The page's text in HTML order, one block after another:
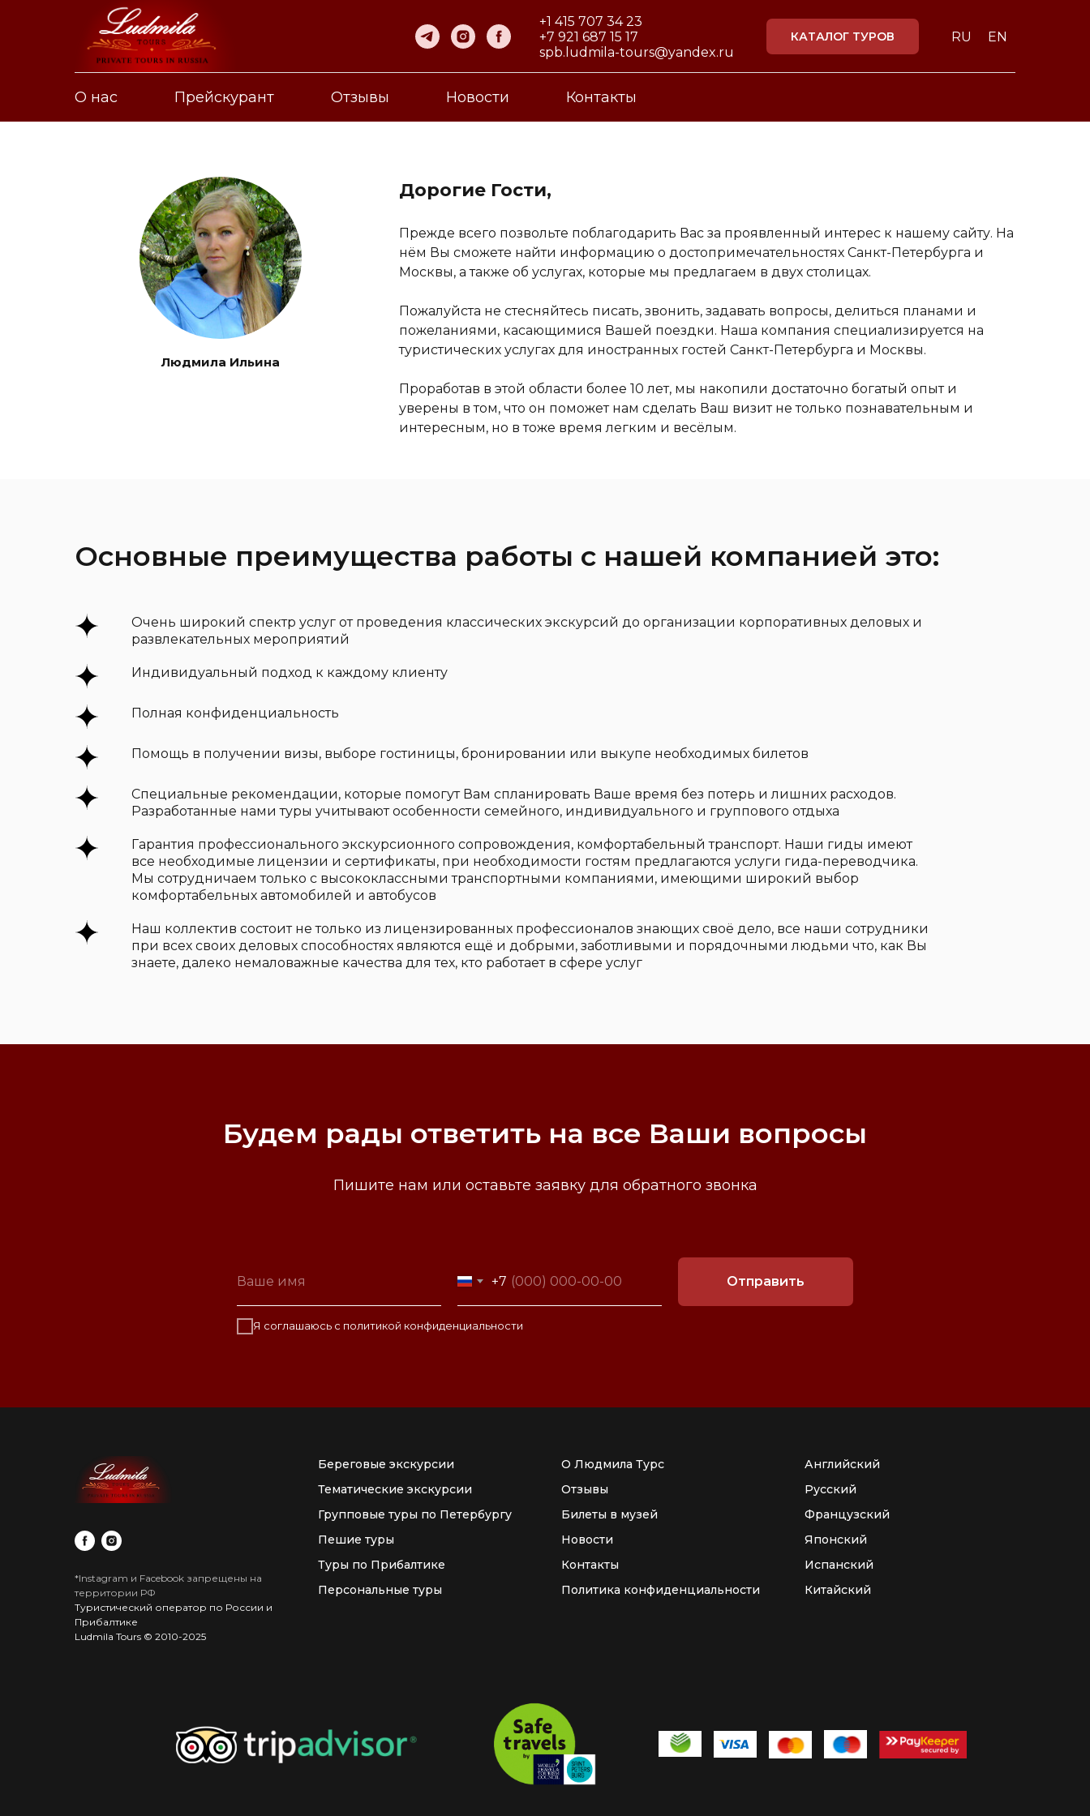
+1 415 707 34 23
+7 921 687 15 17
spb.ludmila-tours@yandex.ru
КАТАЛОГ ТУРОВ RU EN
О нас Прейскурант Отзывы Новости Контакты
Людмила Ильина
Дорогие Гости,
Прежде всего позвольте поблагодарить Вас за проявленный интерес к нашему сайту. На
нём Вы сможете найти информацию о достопримечательностях Санкт-Петербурга и
Москвы, а также об услугах, которые мы предлагаем в двух столицах.
Пожалуйста не стесняйтесь писать, звонить, задавать вопросы, делиться планами и
пожеланиями, касающимися Вашей поездки. Наша компания специализируется на
туристических услугах для иностранных гостей Санкт-Петербурга и Москвы.
Проработав в этой области более 10 лет, мы накопили достаточно богатый опыт и
уверены в том, что он поможет нам сделать Ваш визит не только познавательным и
интересным, но в тоже время легким и весёлым.
Основные преимущества работы с нашей компанией это:
Очень широкий спектр услуг от проведения классических экскурсий до организации корпоративных деловых и
развлекательных мероприятий
Индивидуальный подход к каждому клиенту
Полная конфиденциальность
Помощь в получении визы, выборе гостиницы, бронировании или выкупе необходимых билетов
Специальные рекомендации, которые помогут Вам спланировать Ваше время без потерь и лишних расходов.
Разработанные нами туры учитывают особенности семейного, индивидуального и группового отдыха
Гарантия профессионального экскурсионного сопровождения, комфортабельный транспорт. Наши гиды имеют
все необходимые лицензии и сертификаты, при необходимости гостям предлагаются услуги гида-переводчика.
Мы сотрудничаем только с высококлассными транспортными компаниями, имеющими широкий выбор
комфортабельных автомобилей и автобусов
Наш коллектив состоит не только из лицензированных профессионалов знающих своё дело, все наши сотрудники
при всех своих деловых способностях являются ещё и добрыми, заботливыми и порядочными людьми что, как Вы
знаете, далеко немаловажные качества для тех, кто работает в сфере услуг
Будем рады ответить на все Ваши вопросы
Пишите нам или оставьте заявку для обратного звонка
+7
Я соглашаюсь с политикой конфиденциальности
Отправить
*Instagram и Facebook запрещены на
территории РФ
Туристический оператор по России и
Прибалтике
Ludmila Tours © 2010-2025
Береговые экскурсии
Тематические экскурсии
Групповые туры по Петербургу
Пешие туры
Туры по Прибалтике
Персональные туры
О Людмила Турс
Отзывы
Билеты в музей
Новости
Контакты
Политика конфиденциальности
Английский
Русский
Французский
Японский
Испанский
Китайский